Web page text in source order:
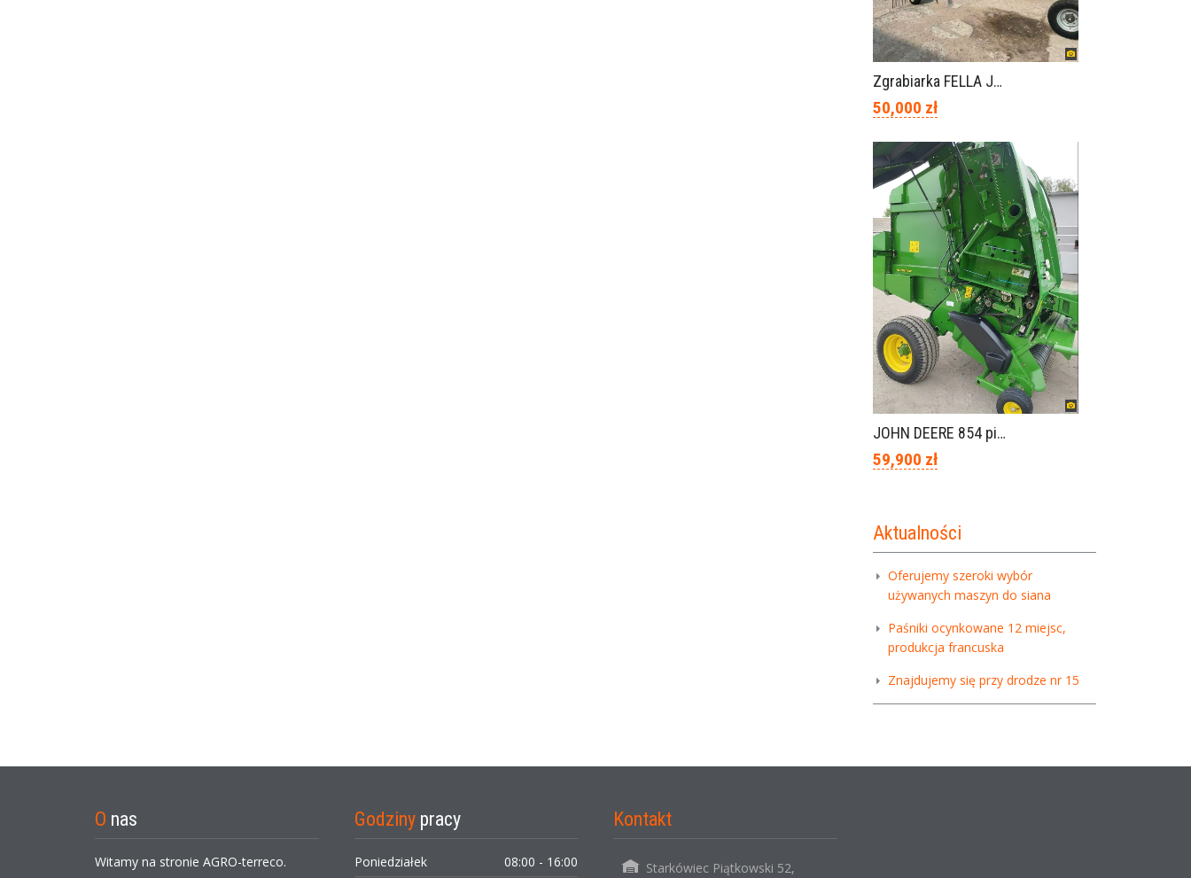
Zgrabiarka FELLA JURA 1402
50,000 zł
JOHN DEERE 854 piękny stan
59,900 zł
Aktualności
Oferujemy szeroki wybór
używanych maszyn do siana
Paśniki ocynkowane 12 miejsc,
produkcja francuska
Znajdujemy się przy drodze nr 15
O nas
Witamy na stronie AGRO-terreco.
Godziny pracy
Poniedziałek 08:00 - 16:00
Kontakt
Starkówiec Piątkowski 52,